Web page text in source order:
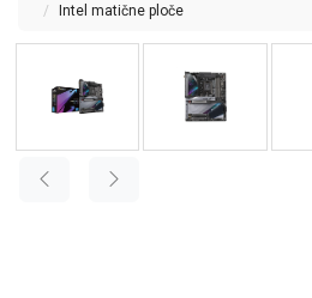
KLIME I
DODATNA
Intel matične ploče